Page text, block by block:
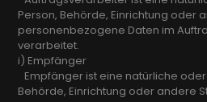
Person, Behörde, Einrichtung oder
personenbezogene Daten im
verarbeitet.
i) Empfänger
Empfänger ist eine natürliche
Behörde, Einrichtung oder andere